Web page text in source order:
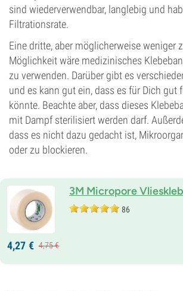
sind wiederverwendbar, langlebig und
Filtrationsrate.
Eine dritte, aber möglicherweise weniger
Möglichkeit wäre medizinisches
zu verwenden. Darüber gibt es
und es kann gut ein, dass es für Dich gut
könnte. Beachte aber, dass dieses
mit Dampf sterilisiert werden darf.
dass es nicht dazu gedacht ist,
oder zu blockieren.
3M Micropore
86
4,27 € 4,75€